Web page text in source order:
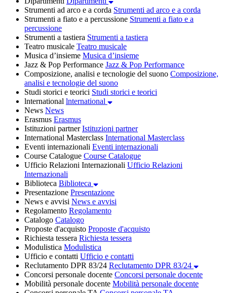
Strumenti ad arco e a corda Strumenti ad arco e a corda
Strumenti a fiato e a percussione Strumenti a fiato e a
percussione
Strumenti a tastiera Strumenti a tastiera
Teatro musicale Teatro musicale
Musica d’insieme Musica d’insieme
Jazz & Pop Performance Jazz & Pop Performance
Composizione, analisi e tecnologie del suono Composizione,
analisi e tecnologie del suono
Studi storici e teorici Studi storici e teorici
lnternational lnternational
News News
Erasmus Erasmus
Istituzioni partner Istituzioni partner
International Masterclass International Masterclass
Eventi internazionali Eventi internazionali
Course Catalogue Course Catalogue
Ufficio Relazioni Internazionali Ufficio Relazioni
Internazionali
Biblioteca Biblioteca
Presentazione Presentazione
News e avvisi News e avvisi
Regolamento Regolamento
Catalogo Catalogo
Proposte d'acquisto Proposte d'acquisto
Richiesta tessera Richiesta tessera
Modulistica Modulistica
Ufficio e contatti Ufficio e contatti
Reclutamento DPR 83/24 Reclutamento DPR 83/24
Concorsi personale docente Concorsi personale docente
Mobilità personale docente Mobilità personale docente